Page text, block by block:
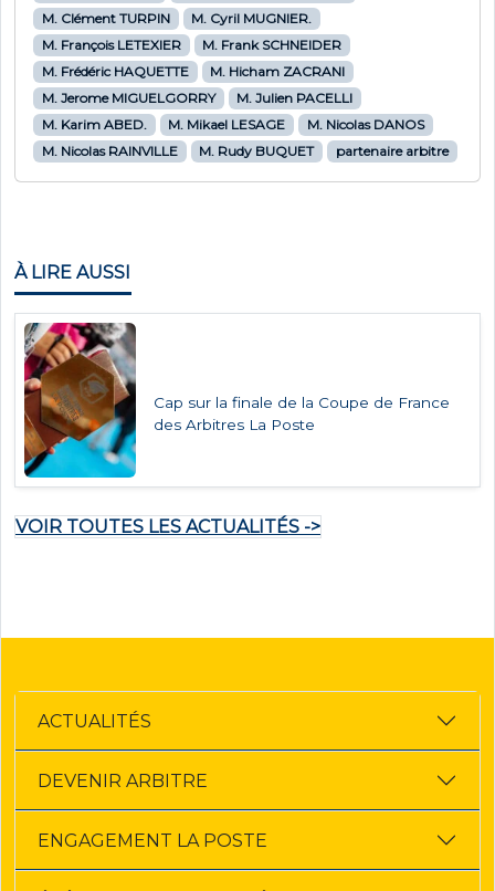
M. Clément TURPIN
M. Cyril MUGNIER.
M. François LETEXIER
M. Frank SCHNEIDER
M. Frédéric HAQUETTE
M. Hicham ZACRANI
M. Jerome MIGUELGORRY
M. Julien PACELLI
M. Karim ABED.
M. Mikael LESAGE
M. Nicolas DANOS
M. Nicolas RAINVILLE
M. Rudy BUQUET partenaire arbitre
À LIRE AUSSI
Cap sur la finale de la Coupe de France
des Arbitres La Poste
VOIR TOUTES LES ACTUALITÉS ->
ACTUALITÉS
DEVENIR ARBITRE
ENGAGEMENT LA POSTE